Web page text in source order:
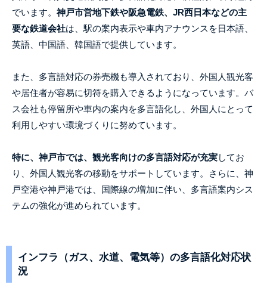
でいます。 神戸市営地下鉄や阪急電鉄、JR西日本などの主
要な鉄道会社は、駅の案内表示や車内アナウンスを日本語、
英語、中国語、韓国語で提供しています。
また、多言語対応の券売機も導入されており、外国人観光客
や居住者が容易に切符を購入できるようになっています。バ
ス会社も停留所や車内の案内を多言語化し、外国人にとって
利用しやすい環境づくりに努めています。
特に、神戸市では、観光客向けの多言語対応が充実してお
り、外国人観光客の移動をサポートしています。さらに、神
戸空港や神戸港では、国際線の増加に伴い、多言語案内シス
テムの強化が進められています。
インフラ（ガス、水道、電気等）の多言語化対応状
況